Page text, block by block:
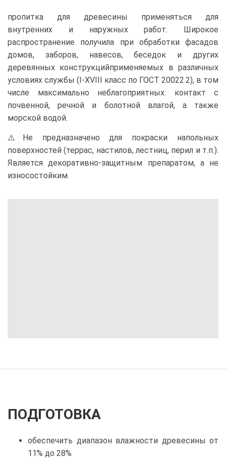
пропитка для древесины применяться для
внутренних и наружных работ. Широкое
распространение получила при обработки фасадов
домов, заборов, навесов, беседок и других
деревянных конструкцийприменяемых в различных
условиях службы (I-XVIII класс по ГОСТ 20022.2), в том
числе максимально неблагоприятных: контакт с
почвенной, речной и болотной влагой, а также
морской водой.
⚠️Не предназначено для покраски напольных
поверхностей (террас, настилов, лестниц, перил и т.п.).
Является декоративно-защитным препаратом, а не
износостойким.
ПОДГОТОВКА
обеспечить диапазон влажности древесины от
11% до 28%